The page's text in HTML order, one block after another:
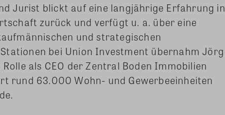
Jurist blickt auf eine langjährige Erfahrung in
zurück und verfügt u. a. über eine
und strategischen
bei Union Investment übernahm Jörg
als CEO der Zentral Boden Immobilien
rund 63.000 Wohn- und Gewerbeeinheiten